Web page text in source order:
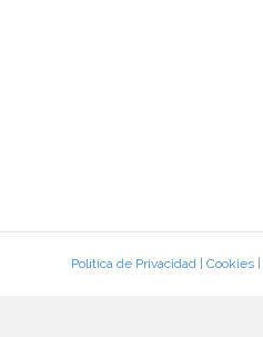
Política de Privacidad| Cookies|